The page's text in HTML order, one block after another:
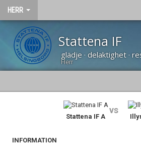
HERR
Stattena IF
glädje · delaktighet ·
Herr
KALENDER
Stattena IF A
vs
INFORMATION